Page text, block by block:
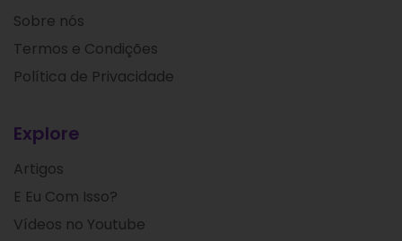
Sobre nós
Termos e Condições
Política de Privacidade
Explore
Artigos
E Eu Com Isso?
Vídeos no Youtube